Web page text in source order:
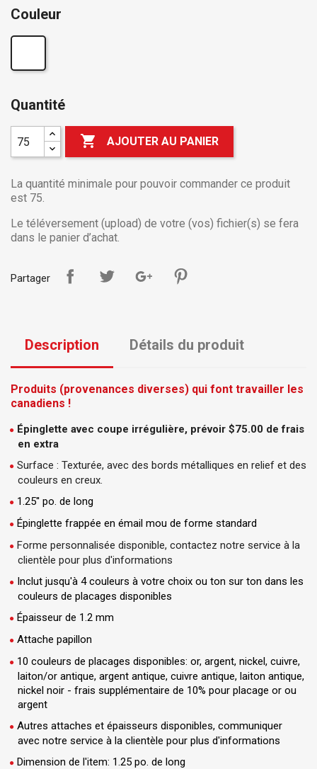
Couleur
Quantité
 AJOUTER AU PANIER
La quantité minimale pour pouvoir commander ce produit
est 75.
Le téléversement (upload) de votre (vos) fichier(s) se fera
dans le panier d’achat.
Partager
Description Détails du produit
Produits (provenances diverses) qui font travailler les
canadiens !
Épinglette avec coupe irrégulière, prévoir $75.00 de frais
en extra
Surface : Texturée, avec des bords métalliques en relief et des
couleurs en creux.
1.25'' po. de long
Épinglette frappée en émail mou de forme standard
Forme personnalisée disponible, contactez notre service à la
clientèle pour plus d'informations
Inclut jusqu'à 4 couleurs à votre choix ou ton sur ton dans les
couleurs de placages disponibles
Épaisseur de 1.2 mm
Attache papillon
10 couleurs de placages disponibles: or, argent, nickel, cuivre,
laiton/or antique, argent antique, cuivre antique, laiton antique,
nickel noir - frais supplémentaire de 10% pour placage or ou
argent
Autres attaches et épaisseurs disponibles, communiquer
avec notre service à la clientèle pour plus d'informations
Dimension de l'item: 1.25 po. de long